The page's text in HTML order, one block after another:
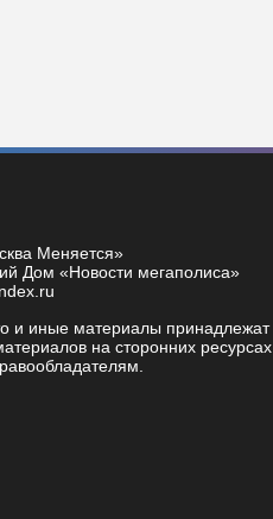
Меняется»
Дом «Новости мегаполиса»
и иные материалы принадлежат
на сторонних ресурсах